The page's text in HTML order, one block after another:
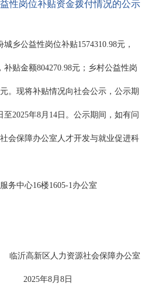
性岗位补贴资金拨付情况的公示
乡公益性岗位补贴1574310.98元，
贴金额804270.98元；乡村公益性岗
。现将补贴情况向社会公示，公示期
至2025年8月14日。公示期间，如有问
会保障办公室人才开发与就业促进科
务中心16楼1605-1办公室
力资源社会保障办公室
月8日